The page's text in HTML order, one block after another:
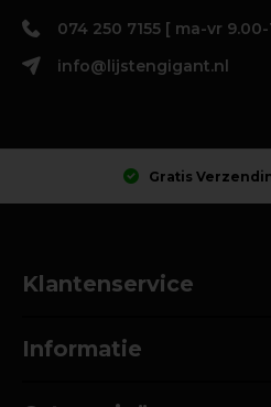
074 250 7155 [ ma-vr 9.00-
info@lijstengigant.nl
Gratis
Klantenservice
Informatie